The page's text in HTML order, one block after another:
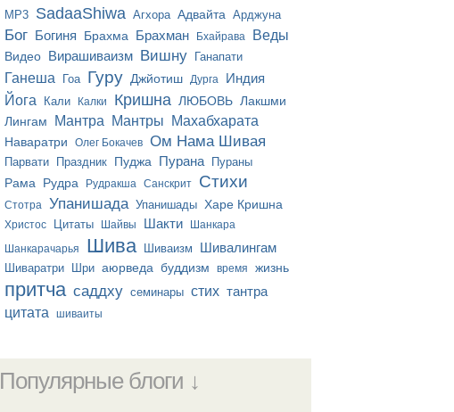
MP3 SadaaShiwa Агхора Адвайта Арджуна
Бог Богиня Брахма Брахман Бхайрава Веды
Видео Вирашиваизм Вишну Ганапати
Ганеша Гоа Гуру Джйотиш Дурга
Индия
Йога
Кали Калки Кришна ЛЮБОВЬ Лакшми
Лингам
Мантра Мантры Махабхарата
Наваратри Олег Бокачев Ом Нама Шивая
Парвати Праздник Пуджа Пурана Пураны
Рама Рудра Рудракша Санскрит Стихи
Стотра Упанишада Упанишады Харе Кришна
Христос Цитаты Шайвы Шакти
Шанкара
Шанкарачарья
Шива Шиваизм Шивалингам
Шиваратри Шри аюрведа буддизм время жизнь
притча саддху семинары стих тантра
цитата
шиваиты
Популярные блоги ↓